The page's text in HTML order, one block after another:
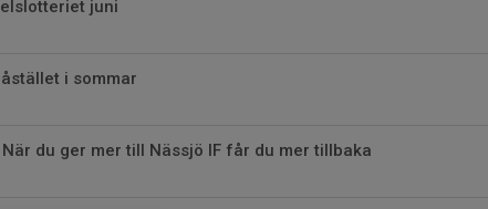
juni
i sommar
du ger mer till Nässjö IF får du mer tillbaka